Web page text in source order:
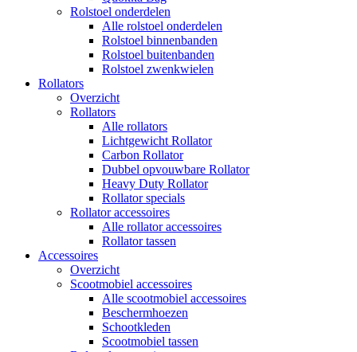
Rolstoel onderdelen
Alle rolstoel onderdelen
Rolstoel binnenbanden
Rolstoel buitenbanden
Rolstoel zwenkwielen
Rollators
Overzicht
Rollators
Alle rollators
Lichtgewicht Rollator
Carbon Rollator
Dubbel opvouwbare Rollator
Heavy Duty Rollator
Rollator specials
Rollator accessoires
Alle rollator accessoires
Rollator tassen
Accessoires
Overzicht
Scootmobiel accessoires
Alle scootmobiel accessoires
Beschermhoezen
Schootkleden
Scootmobiel tassen